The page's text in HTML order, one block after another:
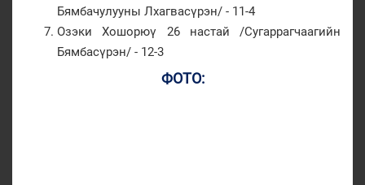
Бямбачулууны Лхагвасүрэн/ - 11-4
Озэки Хошорюү 26 настай /Сугаррагчаагийн
Бямбасүрэн/ - 12-3
ФОТО: